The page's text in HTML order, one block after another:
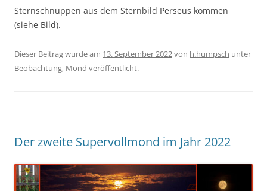
Sternschnuppen aus dem Sternbild Perseus kommen
(siehe Bild).
Dieser Beitrag wurde am 13. September 2022von h.humpsch unter
Beobachtung, Mond veröffentlicht.
Der zweite Supervollmond im Jahr 2022